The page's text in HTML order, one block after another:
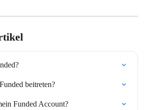
beitreten?
Funded Account?